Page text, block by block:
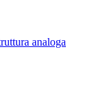
analoga